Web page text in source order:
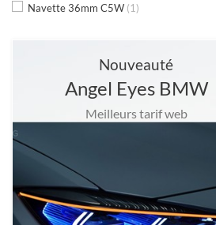
Navette 36mm C5W (1)
Nouveauté
Angel Eyes BMW
Meilleurs tarif web